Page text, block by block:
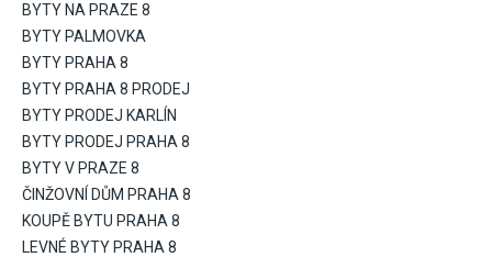
BYTY NA PRAZE 8
BYTY PALMOVKA
BYTY PRAHA 8
BYTY PRAHA 8 PRODEJ
BYTY PRODEJ KARLÍN
BYTY PRODEJ PRAHA 8
BYTY V PRAZE 8
ČINŽOVNÍ DŮM PRAHA 8
KOUPĚ BYTU PRAHA 8
LEVNÉ BYTY PRAHA 8